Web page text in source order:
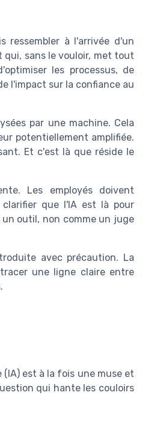
ressembler à l'arrivée d'un
qui, sans le vouloir, met tout
les processus, de
l'impact sur la confiance au
par une machine. Cela
potentiellement amplifiée.
Et c'est là que réside le
Les employés doivent
que l'IA est là pour
outil, non comme un juge
avec précaution. La
une ligne claire entre
est à la fois une muse et
qui hante les couloirs